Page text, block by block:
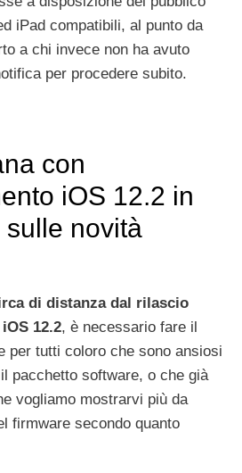
iPad compatibili, al punto da
a chi invece non ha avuto
per procedere subito.
con
iOS 12.2 in
sulle novità
di distanza dal rilascio
12.2, è necessario fare il
per tutti coloro che sono ansiosi
pacchetto software, o che già
vogliamo mostrarvi più da
firmware secondo quanto